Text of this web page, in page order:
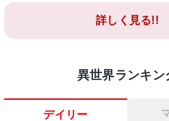
詳しく見る!!
異世界ランキン
デイリー